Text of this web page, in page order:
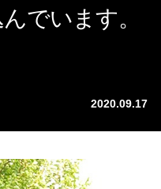
でいます。
2020.09.17